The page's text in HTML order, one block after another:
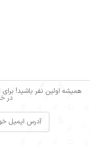
همیشه اولین نفر باشید!
در